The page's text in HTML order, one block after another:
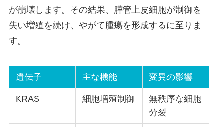
が崩壊します。その結果、膵管上皮細胞が制御を
失い増殖を続け、やがて腫瘍を形成するに至りま
す。
遺伝子 主な機能 変異の影響
KRAS 細胞増殖制御
無秩序な細胞
分裂